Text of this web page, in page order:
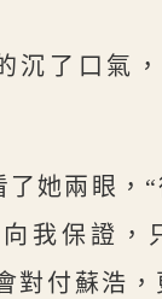
沉了口氣
了她兩眼，
我保證，
對付蘇浩